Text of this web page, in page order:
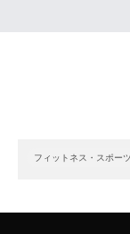
フィットネス・スポーツ